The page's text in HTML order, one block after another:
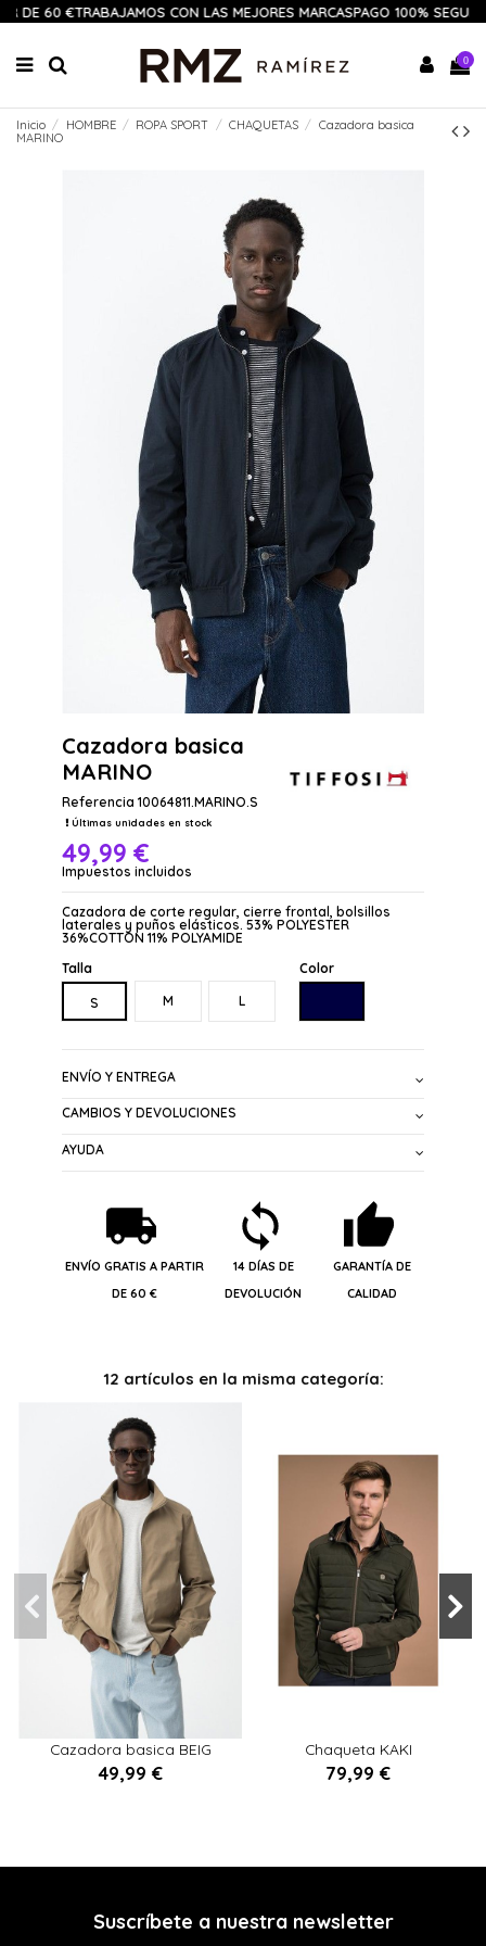
DE 60 €TRABAJAMOS CON LAS MEJORES MARCASPAGO 100% SEGURO
0
Inicio HOMBRE ROPA SPORT CHAQUETAS
Cazadora basica
MARINO
Cazadora basica
MARINO
Referencia 10064811.MARINO.S
Últimas unidades en stock
49,99 €
Impuestos incluidos
Cazadora de corte regular, cierre frontal, bolsillos
laterales y puños elásticos. 53% POLYESTER
36%COTTON 11% POLYAMIDE
Talla
S M L
Color
ENVÍO Y ENTREGA
CAMBIOS Y DEVOLUCIONES
AYUDA
ENVÍO GRATIS A PARTIR
DE 60 €
14 DÍAS DE
DEVOLUCIÓN
GARANTÍA DE
CALIDAD
12 artículos en la misma categoría:
Cazadora basica BEIG
49,99 €
M L
XL
XXL
Chaqueta KAKI
79,99 €
Añadir al carrito
Suscríbete a nuestra newsletter